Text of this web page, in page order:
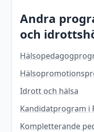
Andra
och
Idrott och hälsa
Kandidatprogram i
Kompletterande